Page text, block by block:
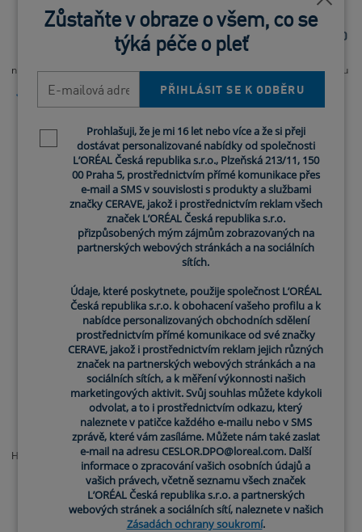
Hydratační péče o pleť
Obsahuje 3 esenciální ceramidy,
niacinamid a kyselinu hyaluronovou
4.9 (385)
Hydratační péče o pleť SPF 50
Každodenní širokospektrální
ochrana před UV zářením s lehkou
hydratační texturou
4.8(15)
Hydratační mléko
Hydratační mléko na obličej a tělo s
kyselinou hyaluronovou
5.0(20)
Blízko
Zůstaňte v obraze o všem, co se
týká péče o pleť
PŘIHLÁSIT SE K ODBĚRU
Newsletter policy
Prohlašuji, že je mi 16 let nebo více a že si přeji
dostávat personalizované nabídky od společnosti
L’ORÉAL Česká republika s.r.o., Plzeňská 213/11, 150
00 Praha 5, prostřednictvím přímé komunikace přes
e-mail a SMS v souvislosti s produkty a službami
značky CERAVE, jakož i prostřednictvím reklam všech
značek L’ORÉAL Česká republika s.r.o.
přizpůsobených mým zájmům zobrazovaných na
partnerských webových stránkách a na sociálních
sítích.
Údaje, které poskytnete, použije společnost L’ORÉAL
Česká republika s.r.o. k obohacení vašeho profilu a k
nabídce personalizovaných obchodních sdělení
prostřednictvím přímé komunikace od své značky
CERAVE, jakož i prostřednictvím reklam jejich různých
značek na partnerských webových stránkách a na
sociálních sítích, a k měření výkonnosti našich
marketingových aktivit. Svůj souhlas můžete kdykoli
odvolat, a to i prostřednictvím odkazu, který
naleznete v patičce každého e-mailu nebo v SMS
zprávě, které vám zasíláme. Můžete nám také zaslat
e-mail na adresu CESLOR.DPO@loreal.com. Další
informace o zpracování vašich osobních údajů a
vašich právech, včetně seznamu všech značek
L’ORÉAL Česká republika s.r.o. a partnerských
webových stránek a sociálních sítí, naleznete v našich
Zásadách ochrany soukromí.